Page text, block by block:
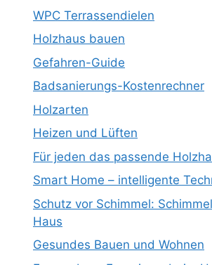
WPC Terrassendielen
Holzhaus bauen
Gefahren-Guide
Badsanierungs-Kostenrechner
Holzarten
Heizen und Lüften
Für jeden das passende
Smart Home – intelligente
Schutz vor Schimmel:
Haus
Gesundes Bauen und Wohnen